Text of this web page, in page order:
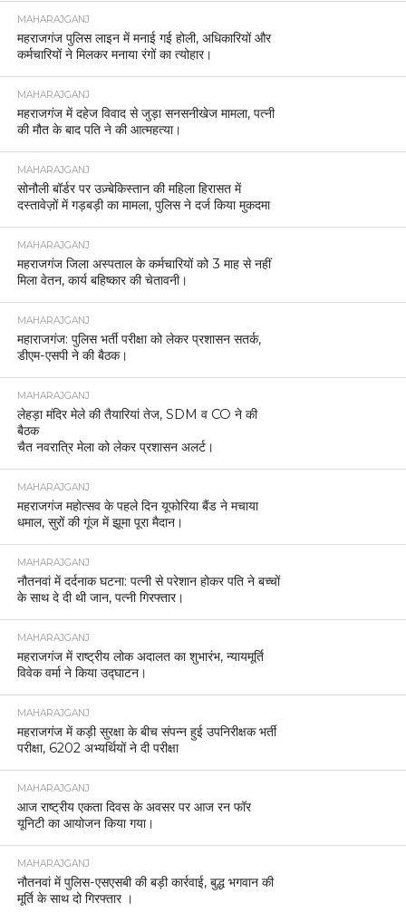
MAHARAJGANJ
महराजगंज पुलिस लाइन में मनाई गई होली, अधिकारियों और
कर्मचारियों ने मिलकर मनाया रंगों का त्योहार।
MAHARAJGANJ
महराजगंज में दहेज विवाद से जुड़ा सनसनीखेज मामला, पत्नी
की मौत के बाद पति ने की आत्महत्या।
MAHARAJGANJ
सोनौली बॉर्डर पर उज़्बेकिस्तान की महिला हिरासत में
दस्तावेज़ों में गड़बड़ी का मामला, पुलिस ने दर्ज किया मुकदमा
MAHARAJGANJ
महराजगंज जिला अस्पताल के कर्मचारियों को 3 माह से नहीं
मिला वेतन, कार्य बहिष्कार की चेतावनी।
MAHARAJGANJ
महाराजगंज: पुलिस भर्ती परीक्षा को लेकर प्रशासन सतर्क,
डीएम-एसपी ने की बैठक।
MAHARAJGANJ
लेहड़ा मंदिर मेले की तैयारियां तेज, SDM व CO ने की
बैठक
चैत नवरात्रि मेला को लेकर प्रशासन अलर्ट।
MAHARAJGANJ
महराजगंज महोत्सव के पहले दिन यूफोरिया बैंड ने मचाया
धमाल, सुरों की गूंज में झूमा पूरा मैदान।
MAHARAJGANJ
नौतनवां में दर्दनाक घटना: पत्नी से परेशान होकर पति ने बच्चों
के साथ दे दी थी जान, पत्नी गिरफ्तार।
MAHARAJGANJ
महराजगंज में राष्ट्रीय लोक अदालत का शुभारंभ, न्यायमूर्ति
विवेक वर्मा ने किया उद्घाटन।
MAHARAJGANJ
महराजगंज में कड़ी सुरक्षा के बीच संपन्न हुई उपनिरीक्षक भर्ती
परीक्षा, 6202 अभ्यर्थियों ने दी परीक्षा
MAHARAJGANJ
आज राष्ट्रीय एकता दिवस के अवसर पर आज रन फॉर
यूनिटी का आयोजन किया गया।
MAHARAJGANJ
नौतनवां में पुलिस-एसएसबी की बड़ी कार्रवाई, बुद्ध भगवान की
मूर्ति के साथ दो गिरफ्तार ।